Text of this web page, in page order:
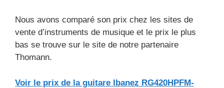
Nous avons comparé son prix chez les sites de
vente d’instruments de musique et le prix le plus
bas se trouve sur le site de notre partenaire
Thomann.
Voir le prix de la guitare Ibanez RG420HPFM-